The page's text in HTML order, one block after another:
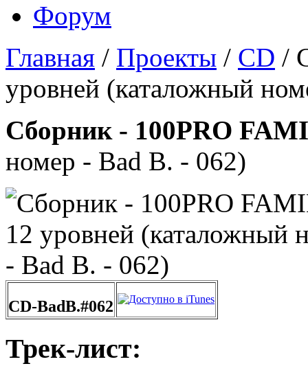
Форум
Главная / Проекты / CD /
уровней (каталожный
Сборник - 100PRO
номер - Bad B. - 062)
CD-BadB.#062
Трек-лист: